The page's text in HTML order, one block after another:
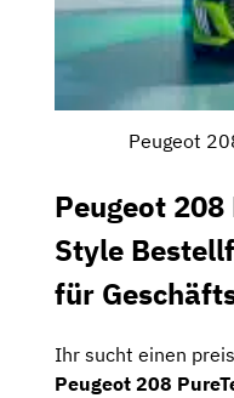
Peugeot
Peugeot 208
Style
für
Ihr sucht einen
Peugeot 208